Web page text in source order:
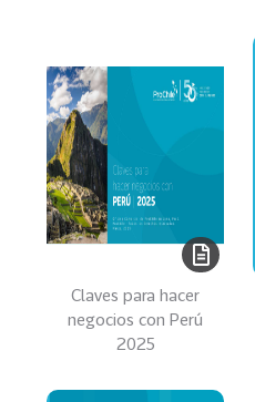
Claves para hacer
negocios con Perú
2025